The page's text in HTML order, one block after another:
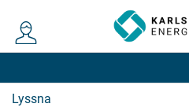
Lyssna